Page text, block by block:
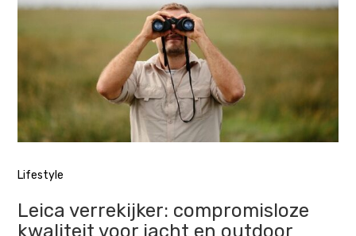
Lifestyle
Leica verrekijker: compromisloze
kwaliteit voor jacht en outdoor